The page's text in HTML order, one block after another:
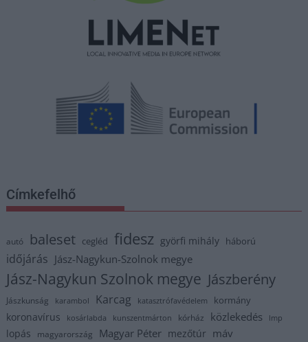
Címkefelhő
autó baleset cegléd fidesz györfi mihály háború
időjárás Jász-Nagykun-Szolnok megye
Jász-Nagykun Szolnok megye Jászberény
Jászkunság karambol Karcag katasztrófavédelem kormány
koronavírus kosárlabda kunszentmárton kórház közlekedés lmp
lopás magyarország Magyar Péter mezőtúr máv